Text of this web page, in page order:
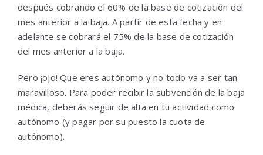
después cobrando el 60% de la base de cotización del
mes anterior a la baja. A partir de esta fecha y en
adelante se cobrará el 75% de la base de cotización
del mes anterior a la baja.
Pero ¡ojo! Que eres autónomo y no todo va a ser tan
maravilloso. Para poder recibir la subvención de la baja
médica, deberás seguir de alta en tu actividad como
autónomo (y pagar por su puesto la cuota de
autónomo).